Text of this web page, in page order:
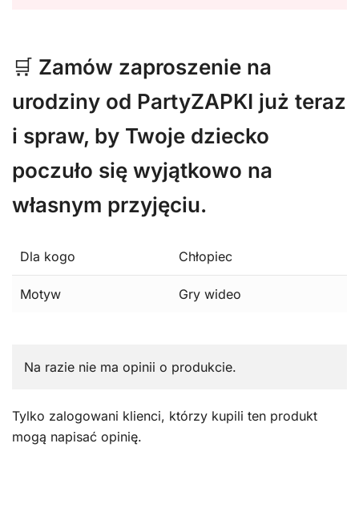
🛒 Zamów zaproszenie na
urodziny od PartyZAPKI już teraz
i spraw, by Twoje dziecko
poczuło się wyjątkowo na
własnym przyjęciu.
Dla kogo Chłopiec
Motyw Gry wideo
Na razie nie ma opinii o produkcie.
Tylko zalogowani klienci, którzy kupili ten produkt
mogą napisać opinię.